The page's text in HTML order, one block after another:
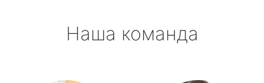
Наша команда